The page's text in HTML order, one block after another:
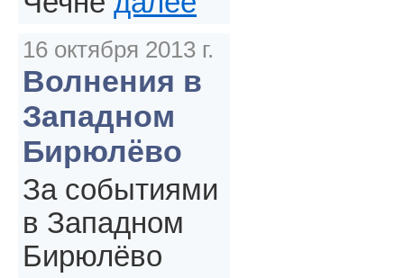
16 октября 2013 г.
Волнения в
Западном
Бирюлёво
За событиями
в Западном
Бирюлёво